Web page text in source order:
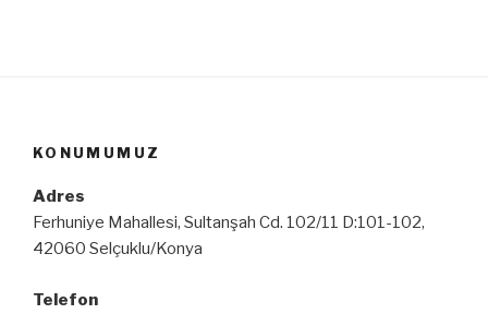
KONUMUMUZ
Adres
Ferhuniye Mahallesi, Sultanşah Cd. 102/11 D:101-102,
42060 Selçuklu/Konya
Telefon